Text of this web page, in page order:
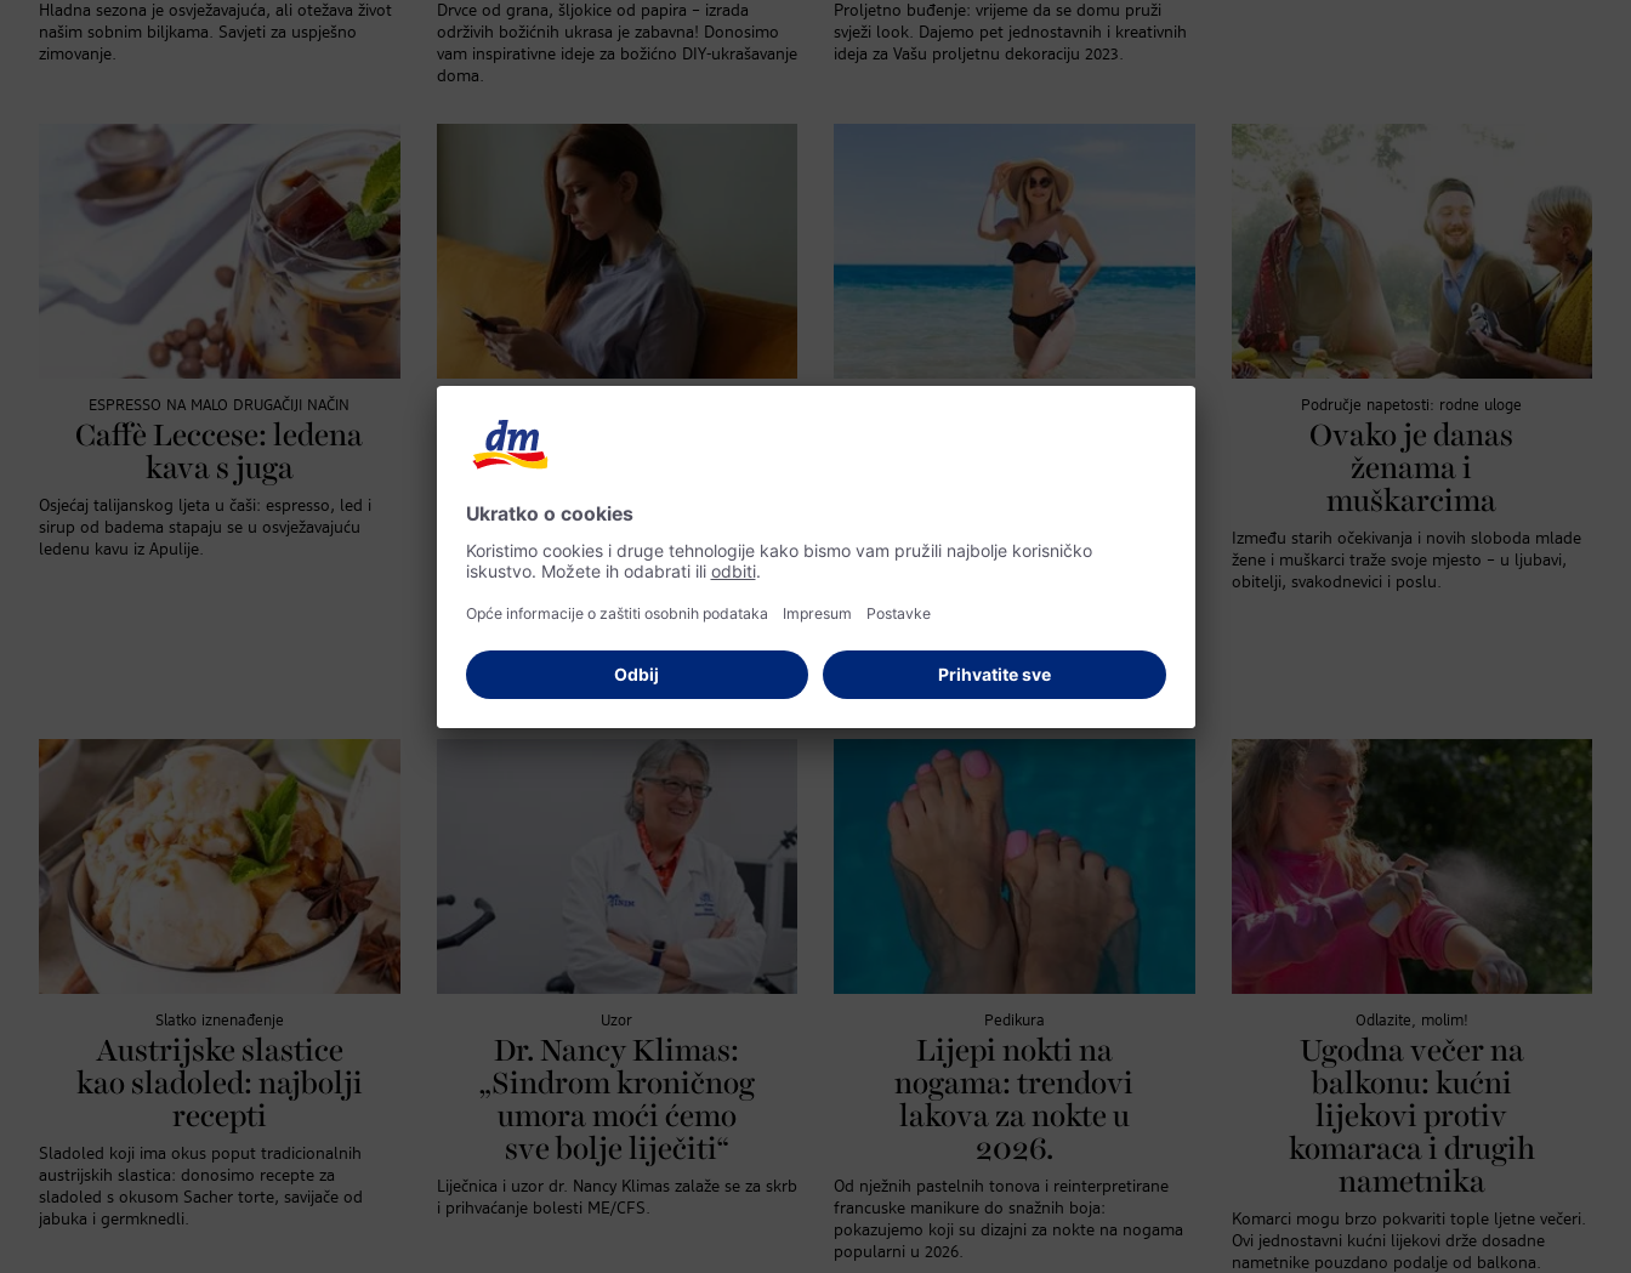
Hladna sezona je osvježavajuća, ali otežava život
našim sobnim biljkama. Savjeti za uspješno
zimovanje.
Drvce od grana, šljokice od papira – izrada
održivih božićnih ukrasa je zabavna! Donosimo
vam inspirativne ideje za božićno DIY-ukrašavanje
doma.
Proljetno buđenje: vrijeme da se domu pruži
svježi look. Dajemo pet jednostavnih i kreativnih
ideja za Vašu proljetnu dekoraciju 2023.
ESPRESSO NA MALO DRUGAČIJI NAČIN
Caffè Leccese: ledena
kava s juga
Osjećaj talijanskog ljeta u čaši: espresso, led i
sirup od badema stapaju se u osvježavajuću
ledenu kavu iz Apulije.
UI i dateanje: što
kaže stručnjakinja za
veze
je umjetna inteligencija korisna pri dateanju i
kako utječe na moderno upoznavanje.
menstruacije
Bezbrižni dani na plaži? Uz bikini i slične
problem. Objašnjavamo kako funkcioniraju
kupaći kostimi sigurni tijekom mjesečnice i kako
ih pravilno održavati.
Područje napetosti: rodne uloge
Ovako je danas
ženama i
muškarcima
Između starih očekivanja i novih sloboda mlade
žene i muškarci traže svoje mjesto – u ljubavi,
obitelji, svakodnevici i poslu.
Slatko iznenađenje
Austrijske slastice
kao sladoled: najbolji
recepti
Sladoled koji ima okus poput tradicionalnih
austrijskih slastica: donosimo recepte za
sladoled s okusom Sacher torte, savijače od
jabuka i germknedli.
Uzor
Dr. Nancy Klimas:
„Sindrom kroničnog
umora moći ćemo
sve bolje liječiti“
Liječnica i uzor dr. Nancy Klimas zalaže se za skrb
i prihvaćanje bolesti ME/CFS.
Pedikura
Lijepi nokti na
nogama: trendovi
lakova za nokte u
2026.
Od nježnih pastelnih tonova i reinterpretirane
francuske manikure do snažnih boja:
pokazujemo koji su dizajni za nokte na nogama
popularni u 2026.
Odlazite, molim!
Ugodna večer na
balkonu: kućni
lijekovi protiv
komaraca i drugih
nametnika
Komarci mogu brzo pokvariti tople ljetne večeri.
Ovi jednostavni kućni lijekovi drže dosadne
nametnike pouzdano podalje od balkona.